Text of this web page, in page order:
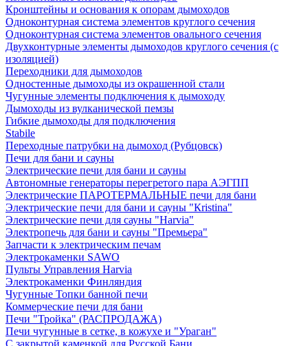
Кронштейны и основания к опорам дымоходов
Одноконтурная система элементов круглого сечения
Одноконтурная система элементов овального сечения
Двухконтурные элементы дымоходов круглого сечения (с
изоляцией)
Переходники для дымоходов
Одностенные дымоходы из окрашенной стали
Чугунные элементы подключения к дымоходу
Дымоходы из вулканической пемзы
Гибкие дымоходы для подключения
Stabile
Переходные патрубки на дымоход (Рубцовск)
Печи для бани и сауны
Электрические печи для бани и сауны
Автономные генераторы перегретого пара АЭГПП
Электрические ПАРОТЕРМАЛЬНЫЕ печи для бани
Электрические печи для бани и сауны "Кristina"
Электрические печи для сауны "Harvia"
Электропечь для бани и сауны "Премьера"
Запчасти к электрическим печам
Электрокаменки SAWO
Пульты Управления Harvia
Электрокаменки Финляндия
Чугунные Топки банной печи
Коммерческие печи для бани
Печи "Тройка" (РАСПРОДАЖА)
Печи чугунные в сетке, в кожухе и "Ураган"
С закрытой каменкой для Русской Бани